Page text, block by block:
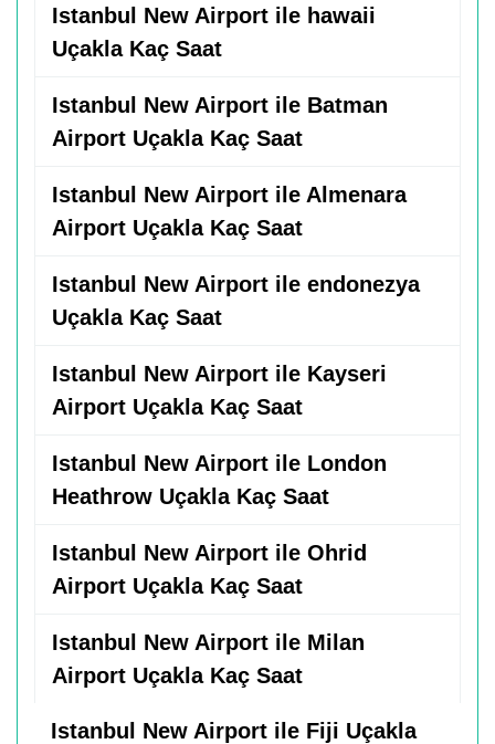
Istanbul New Airport ile hawaii
Uçakla Kaç Saat
Istanbul New Airport ile Batman
Airport Uçakla Kaç Saat
Istanbul New Airport ile Almenara
Airport Uçakla Kaç Saat
Istanbul New Airport ile endonezya
Uçakla Kaç Saat
Istanbul New Airport ile Kayseri
Airport Uçakla Kaç Saat
Istanbul New Airport ile London
Heathrow Uçakla Kaç Saat
Istanbul New Airport ile Ohrid
Airport Uçakla Kaç Saat
Istanbul New Airport ile Milan
Airport Uçakla Kaç Saat
Istanbul New Airport ile Fiji Uçakla